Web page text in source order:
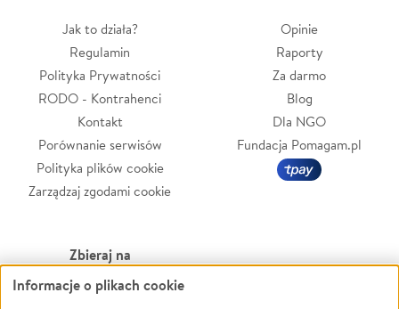
Jak to działa?
Regulamin
Polityka Prywatności
RODO - Kontrahenci
Kontakt
Porównanie serwisów
Polityka plików cookie
Zarządzaj zgodami cookie
Opinie
Raporty
Za darmo
Blog
Dla NGO
Fundacja Pomagam.pl
Zbieraj na
Leczenie
Informacje o plikach cookie